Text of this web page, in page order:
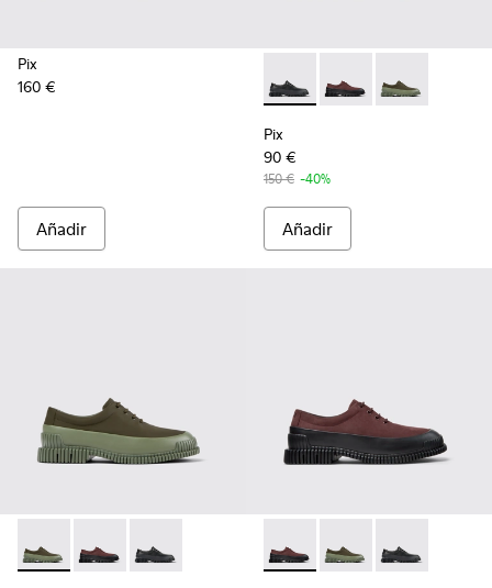
Pix
160 €
Añadir
Pix - K100360-032 -
Pix - K100360-066 -
Pix -
Pix
90 €
150 € -40%
Añadir
Pix - K100360-052 - Zapatos verdes para hombre
Pix - K100360-066 - Zapatos multicolores de nobuk
Pix - K100360-032 - Zapatos negros de piel
Pix - K100360-066 -
Pix - K100360-052 -
Pix -